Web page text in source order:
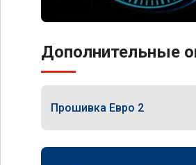
Дополнительные
Прошивка Евро 2